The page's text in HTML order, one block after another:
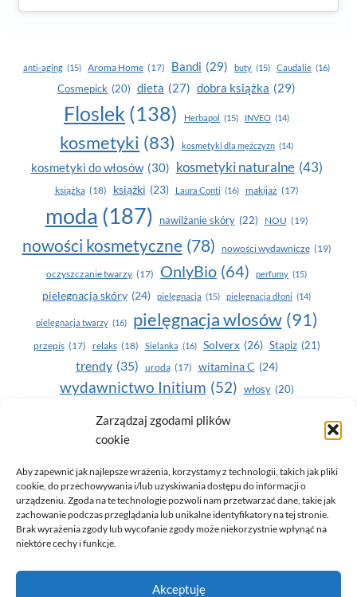
Zarządzaj zgodami plików
cookie
Aby zapewnić jak najlepsze wrażenia, korzystamy z technologii, takich jak pliki
cookie, do przechowywania i/lub uzyskiwania dostępu do informacji o
urządzeniu. Zgoda na te technologie pozwoli nam przetwarzać dane, takie jak
zachowanie podczas przeglądania lub unikalne identyfikatory na tej stronie.
Brak wyrażenia zgody lub wycofanie zgody może niekorzystnie wpłynąć na
niektóre cechy i funkcje.
Akceptuję
anti-aging (15) Aroma Home (17) Bandi (29) buty (15) Caudalie (16)
Cosmepick (20) dieta (27) dobra książka (29)
Floslek (138) Herbapol (15) INVEO (14)
kosmetyki (83) kosmetyki dla mężczyzn (14)
kosmetyki do włosów (30) kosmetyki naturalne (43)
książka (18) książki (23) Laura Conti (16) makijaż (17)
moda (187) nawilżanie skóry (22) NOU (19)
nowości kosmetyczne (78) nowości wydawnicze (19)
oczyszczanie twarzy (17) OnlyBio (64) perfumy (15)
pielegnacja skóry (24) pielęgnacja (15) pielęgnacja dłoni (14)
pielęgnacja twarzy (16) pielęgnacja wlosów (91)
przepis (17) relaks (18) Sielanka (16) Solverx (26) Stapiz (21)
trendy (35) uroda (17) witamina C (24)
wydawnictwo Initium (52) włosy (20)
Yasumi(164) zdrowe zęby
zdrowie
© 2026 Only You - portal dla kobiet (uroda, moda, zdrowie)